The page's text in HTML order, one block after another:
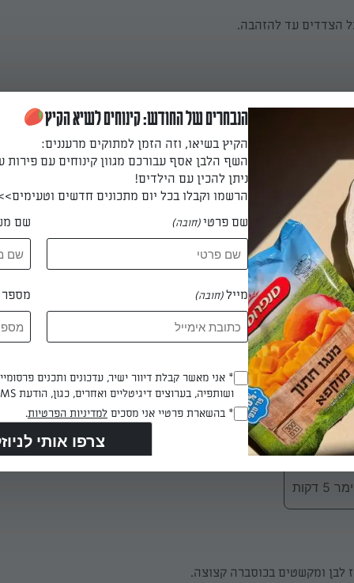
הצדדים עד להזהבה.
את הקארי עם מעט שמן ומערבבים.
את הקרם קוקוס ויוצרים קרם חלק.
והסויה ומערבבים היטב.
והשעועית ומבשלים למשך 20 דקות.
דקות
עוד 5 דקות.
לבן ומקשטים בכוסברה קצוצה.
הנבחרים של החודש: קינוחים לשיא הקיץ
הקיץ בשיאו, וזה הזמן למתוקים מרעננים:
השף הלבן אסף עבורכם מגוון קינוחים עם פירות
ניתן להכין עם הילדים!
הרשמו וקבלו בכל יום מתכונים חדשים
שם פרטי(חובה) שם
מייל(חובה) מספר
Opt_In
(חובה)
* אני מאשר קבלת דיוור ישיר, עדכונים ותכנים
ושותפיה, בערוצים דיגיטליים ואחרים, כגון, הודעת SMS וואטסאפ, מייל
RegulationsApproved
* בהשארת פרטיי אני מסכים למדיניות הפרטיות.